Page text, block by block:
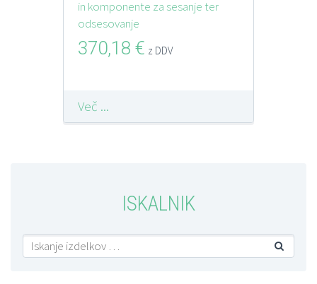
in komponente za sesanje ter
odsesovanje
370,18 € z DDV
Več ...
ISKALNIK
